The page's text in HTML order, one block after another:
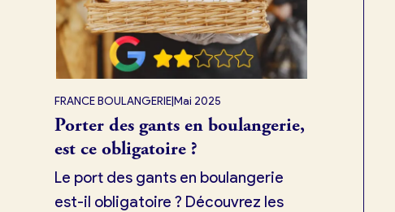
Je trouve ma boulangerie
Je suis boulanger
Je découvre France Boulangerie
FRANCE BOULANGERIE|Mai 2025
Porter des gants en boulangerie,
est ce obligatoire ?
Le port des gants en boulangerie
est-il obligatoire ? Découvrez les